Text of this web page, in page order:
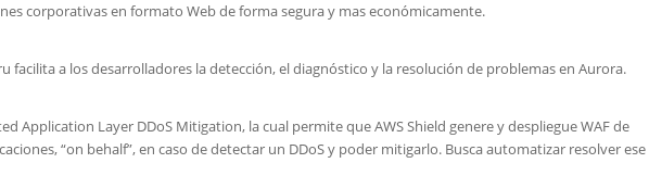
corporativas en formato Web de forma segura y mas económicamente.
facilita a los desarrolladores la detección, el diagnóstico y la resolución de problemas en Aurora.
Application Layer DDoS Mitigation, la cual permite que AWS Shield genere y despliegue WAF de
“on behalf”, en caso de detectar un DDoS y poder mitigarlo. Busca automatizar resolver ese